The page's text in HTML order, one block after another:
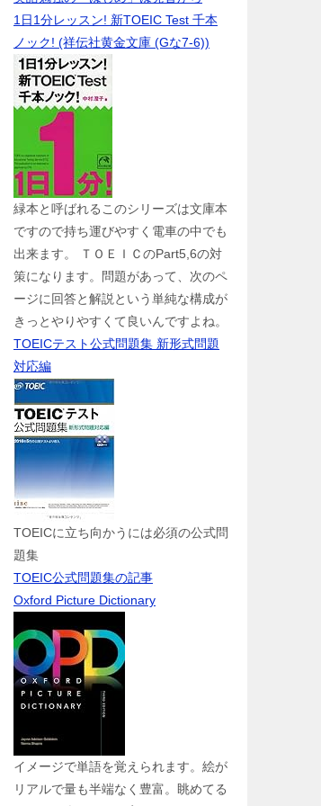
1日1分レッスン! 新TOEIC Test 千本
ノック! (祥伝社黄金文庫 (Gな7-6))
緑本と呼ばれるこのシリーズは文庫本
ですので持ち運びやすく電車の中でも
出来ます。 ＴＯＥＩＣのPart5,6の対
策になります。問題があって、次のペ
ージに回答と解説という単純な構成が
きっとやりやすくて良いんですよね。
TOEICテスト公式問題集 新形式問題
対応編
TOEICに立ち向かうには必須の公式問
題集
TOEIC公式問題集の記事
Oxford Picture Dictionary
イメージで単語を覚えられます。絵が
リアルで量も半端なく豊富。眺めてる